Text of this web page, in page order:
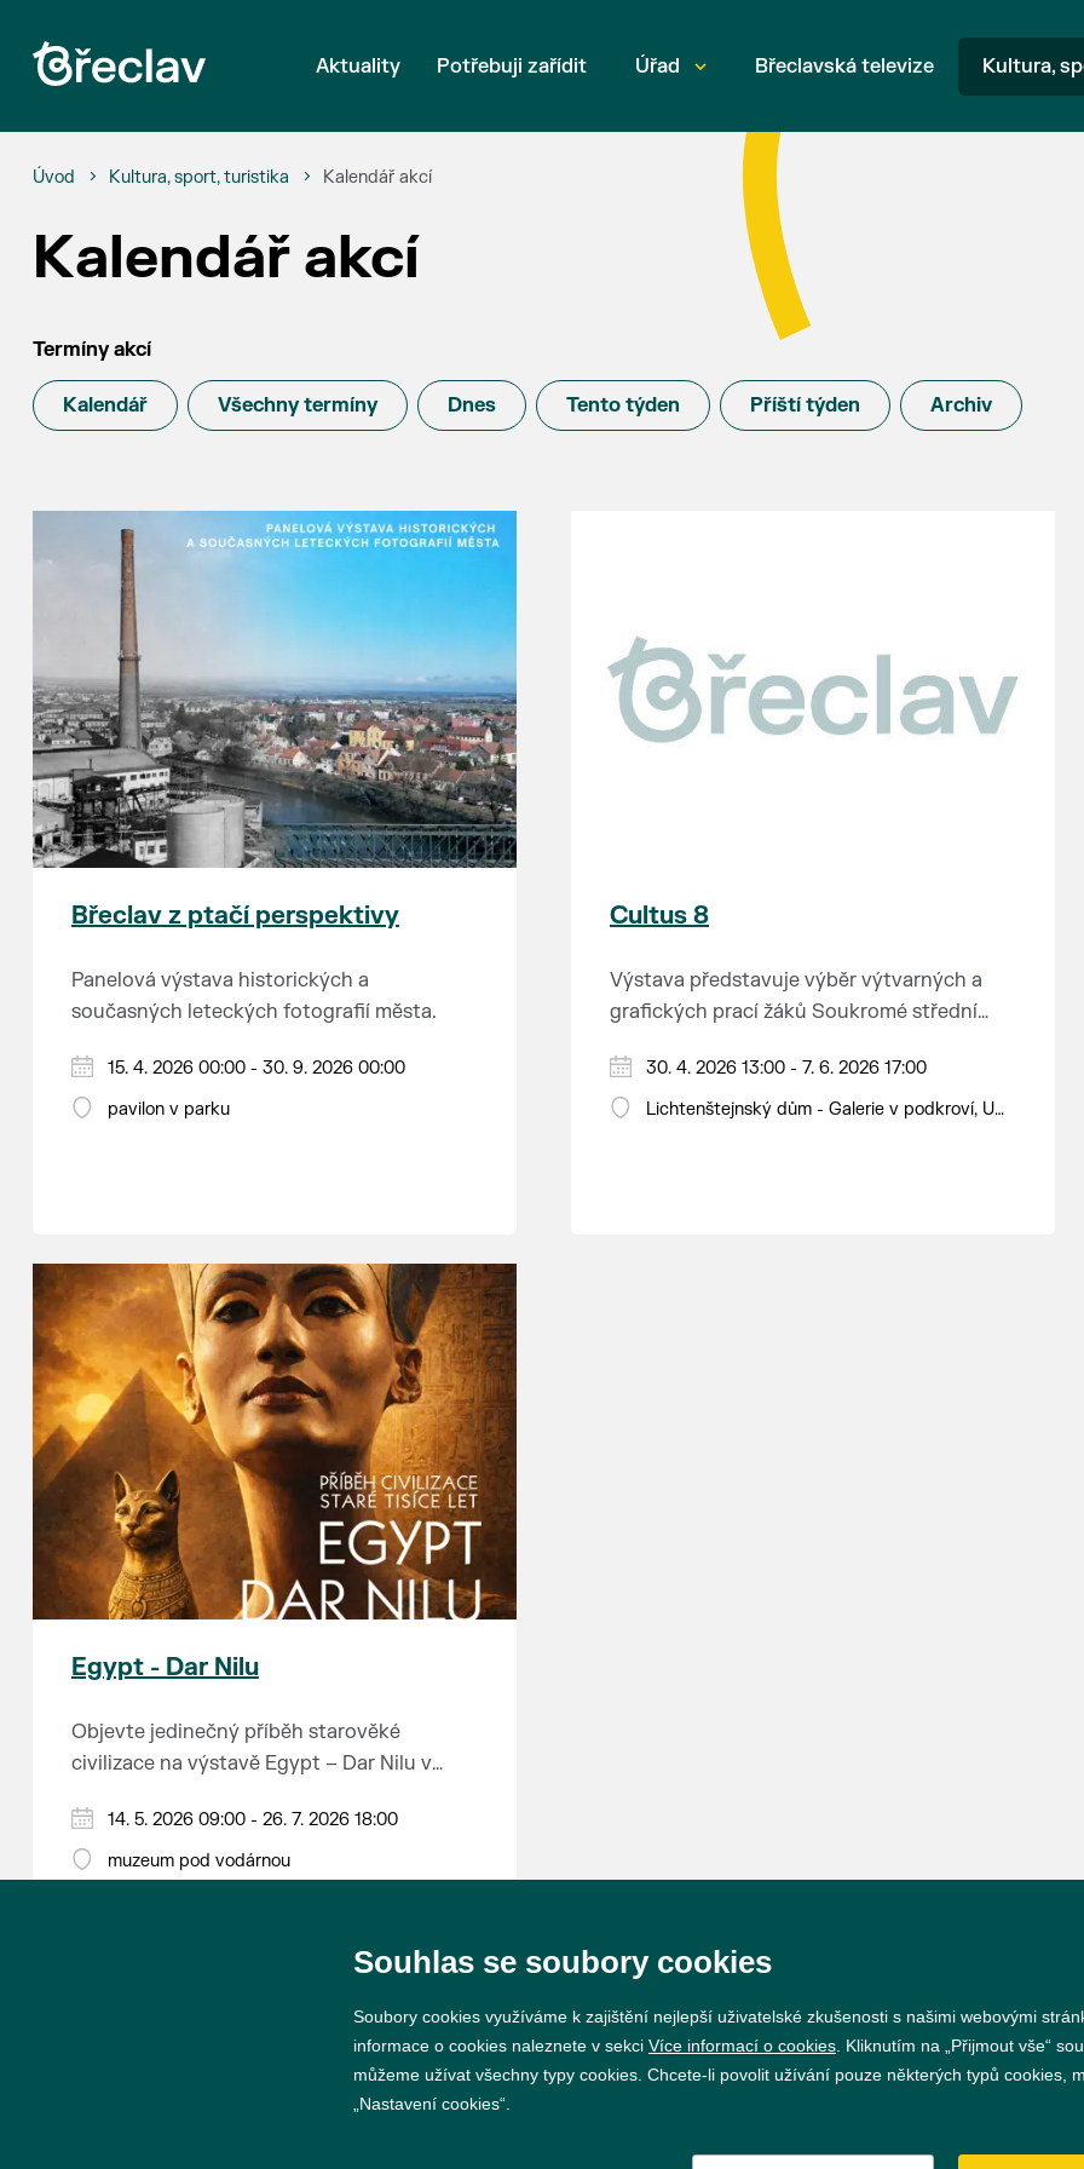
Aktuality Potřebuji zařídit Úřad Břeclavská televize Kultura,
Úvod Kultura, sport, turistika Kalendář akcí
Kalendář akcí
Termíny akcí
Kalendář Všechny termíny Dnes Tento týden Příští týden Archiv
Břeclav z ptačí perspektivy
Panelová výstava historických a
současných leteckých fotografií města.
15. 4. 2026 00:00 - 30. 9. 2026 00:00
pavilon v parku
Cultus 8
Výstava představuje výběr výtvarných a
grafických prací žáků Soukromé střední
30. 4. 2026 13:00 - 7. 6. 2026 17:00
Lichtenštejnský dům - Galerie v podkroví, U
Egypt - Dar Nilu
Objevte jedinečný příběh starověké
civilizace na výstavě Egypt – Dar Nilu v
Výstava představuje umění starého Egypta,
autentickou hrobku se sarkofágem i
interaktivní prvky, které přibližují život na
soukromé sbírky Jána Hertlíka, díky čemuž
výstava nabízí nevšední a autentický
pohled na tuto fascinující epochu.
7. 2026 v muzeu pod vodárnou.
14. 5. 2026 09:00 - 26. 7. 2026 18:00
muzeum pod vodárnou
Souhlas se soubory cookies
Soubory cookies využíváme k zajištění nejlepší uživatelské zkušenosti s našimi webovými
informace o cookies naleznete v sekci Více informací o cookies . Kliknutím na „Přijmout vše“
můžeme užívat všechny typy cookies. Chcete-li povolit užívání pouze některých typů cookies,
„Nastavení cookies“.